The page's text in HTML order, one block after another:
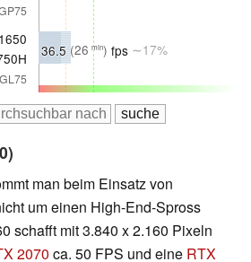
36.5(26 min) fps ∼17%
man beim Einsatz von
um einen High-End-Spross
schafft mit 3.840 x 2.160 Pixeln
2070 ca. 50 FPS und eine RTX